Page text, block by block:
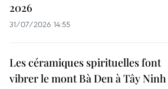
2026
31/07/2026 14:55
Les céramiques spirituelles font
vibrer le mont Bà Den à Tây Ninh